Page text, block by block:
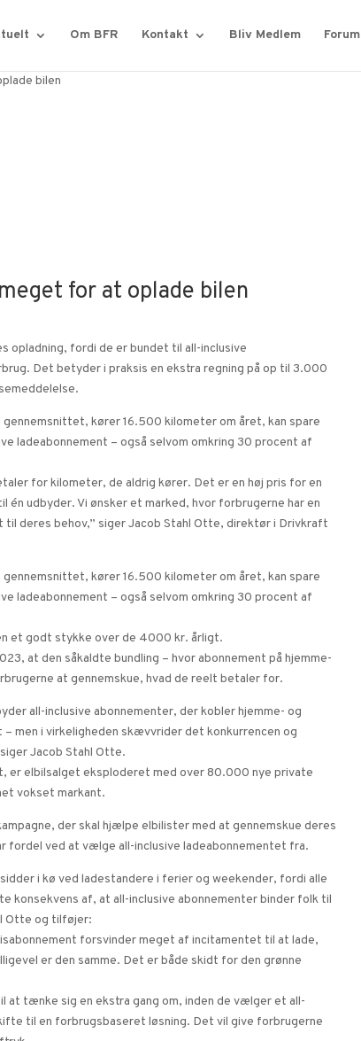
Om BFR Kontakt Bliv Medlem Forum
bilen
for at oplade bilen
fordi de er bundet til all-inclusive
Det betyder i praksis en ekstra regning på op til 3.000
kører 16.500 kilometer om året, kan spare
ladeabonnement – også selvom omkring 30 procent af
for kilometer, de aldrig kører. Det er en høj pris for en
udbyder. Vi ønsker et marked, hvor forbrugerne har en
deres behov,” siger Jacob Stahl Otte, direktør i Drivkraft
kører 16.500 kilometer om året, kan spare
ladeabonnement – også selvom omkring 30 procent af
et godt stykke over de 4000 kr. årligt.
at den såkaldte bundling – hvor abonnement på hjemme-
at gennemskue, hvad de reelt betaler for.
all-inclusive abonnementer, der kobler hjemme- og
men i virkeligheden skævvrider det konkurrencen og
Jacob Stahl Otte.
er elbilsalget eksploderet med over 80.000 nye private
vokset markant.
der skal hjælpe elbilister med at gennemskue deres
fordel ved at vælge all-inclusive ladeabonnementet fra.
i kø ved ladestandere i ferier og weekender, fordi alle
konsekvens af, at all-inclusive abonnementer binder folk til
Otte og tilføjer:
forsvinder meget af incitamentet til at lade,
er den samme. Det er både skidt for den grønne
tænke sig en ekstra gang om, inden de vælger et all-
til en forbrugsbaseret løsning. Det vil give forbrugerne